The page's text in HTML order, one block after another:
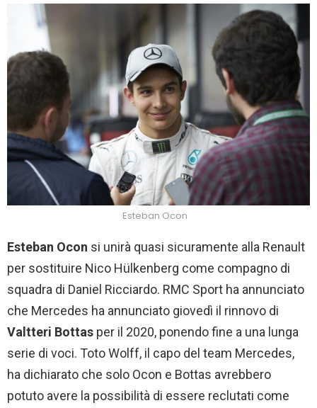
Esteban Ocon
Esteban Ocon si unirà quasi sicuramente alla Renault
per sostituire Nico Hülkenberg come compagno di
squadra di Daniel Ricciardo. RMC Sport ha annunciato
che Mercedes ha annunciato giovedì il rinnovo di
Valtteri Bottas per il 2020, ponendo fine a una lunga
serie di voci. Toto Wolff, il capo del team Mercedes,
ha dichiarato che solo Ocon e Bottas avrebbero
potuto avere la possibilità di essere reclutati come